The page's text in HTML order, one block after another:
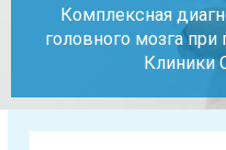
Комплексная
головного мозга
Клиники